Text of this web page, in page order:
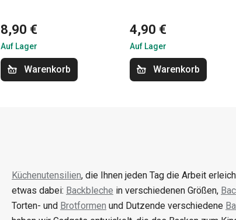
8,90 €
Auf Lager
Warenkorb
4,90 €
Auf Lager
Warenkorb
Küchenutensilien, die Ihnen jeden Tag die Arbeit
etwas dabei: Backbleche in verschiedenen Größen,
Torten- und Brotformen und Dutzende verschiedene